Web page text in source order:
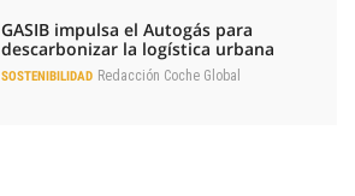
GASIB impulsa el Autogás para
descarbonizar la logística urbana
SOSTENIBILIDAD Redacción Coche Global